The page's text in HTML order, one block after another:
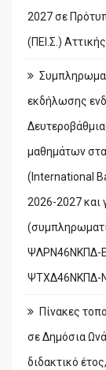
2027 σε
(ΠΕΙ.Σ.) Αττικής
εκδήλωσης
μαθημάτων
(International
2026-2027 και
ΨΛΡΝ46ΝΚΠΔ-
ΨΤΧΔ46ΝΚΠΔ-
Πίνακες
σε Δημόσια
διδακτικό